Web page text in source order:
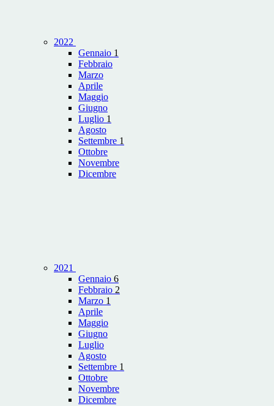
2022
Gennaio 1
Febbraio
Marzo
Aprile
Maggio
Giugno
Luglio 1
Agosto
Settembre 1
Ottobre
Novembre
Dicembre
2021
Gennaio 6
Febbraio 2
Marzo 1
Aprile
Maggio
Giugno
Luglio
Agosto
Settembre 1
Ottobre
Novembre
Dicembre